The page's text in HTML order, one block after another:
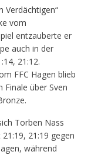
Verdächtigen“
vom
entzauberte er
auch in der
21:12.
FFC Hagen blieb
Finale über Sven
Torben Nass
21:19 gegen
während